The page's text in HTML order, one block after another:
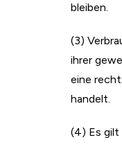
bleiben.
(3)
ihrer
eine
handelt.
(4) Es gilt